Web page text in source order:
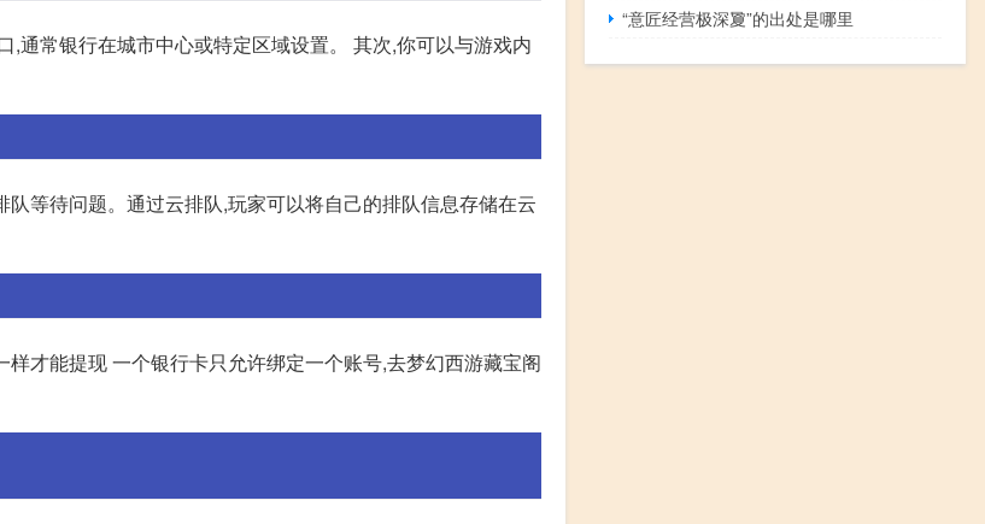
通常银行在城市中心或特定区域设置。 其次,你可以与游戏内
等待问题。通过云排队,玩家可以将自己的排队信息存储在云
才能提现 一个银行卡只允许绑定一个账号,去梦幻西游藏宝阁
“意匠经营极深夐”的出处是哪里